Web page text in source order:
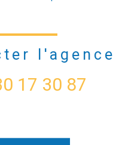
l'agence
17 30 87